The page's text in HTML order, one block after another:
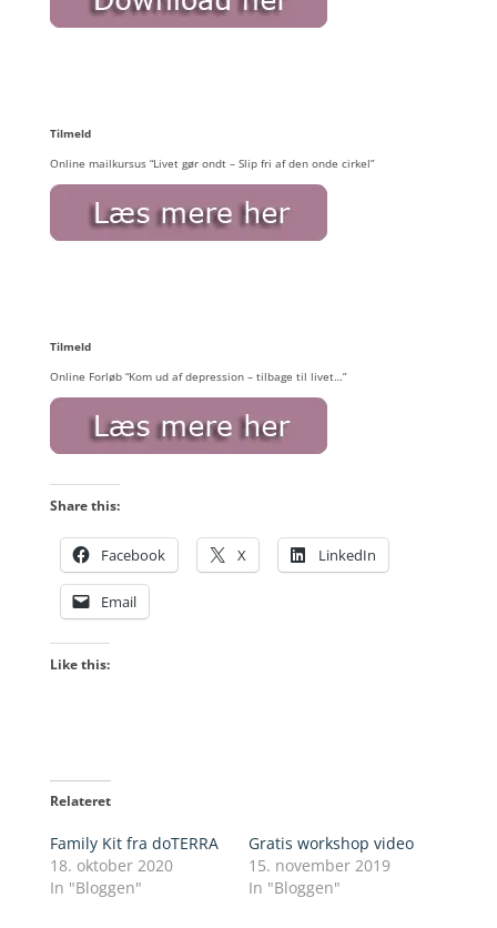
Tilmeld
Online mailkursus “Livet gør ondt – Slip fri af den onde cirkel”
Tilmeld
Online Forløb “Kom ud af depression – tilbage til livet…”
Share this:
Facebook X LinkedIn
Email
Like this:
Relateret
Family Kit fra doTERRA
18. oktober 2020
In "Bloggen"
Gratis workshop video
15. november 2019
In "Bloggen"